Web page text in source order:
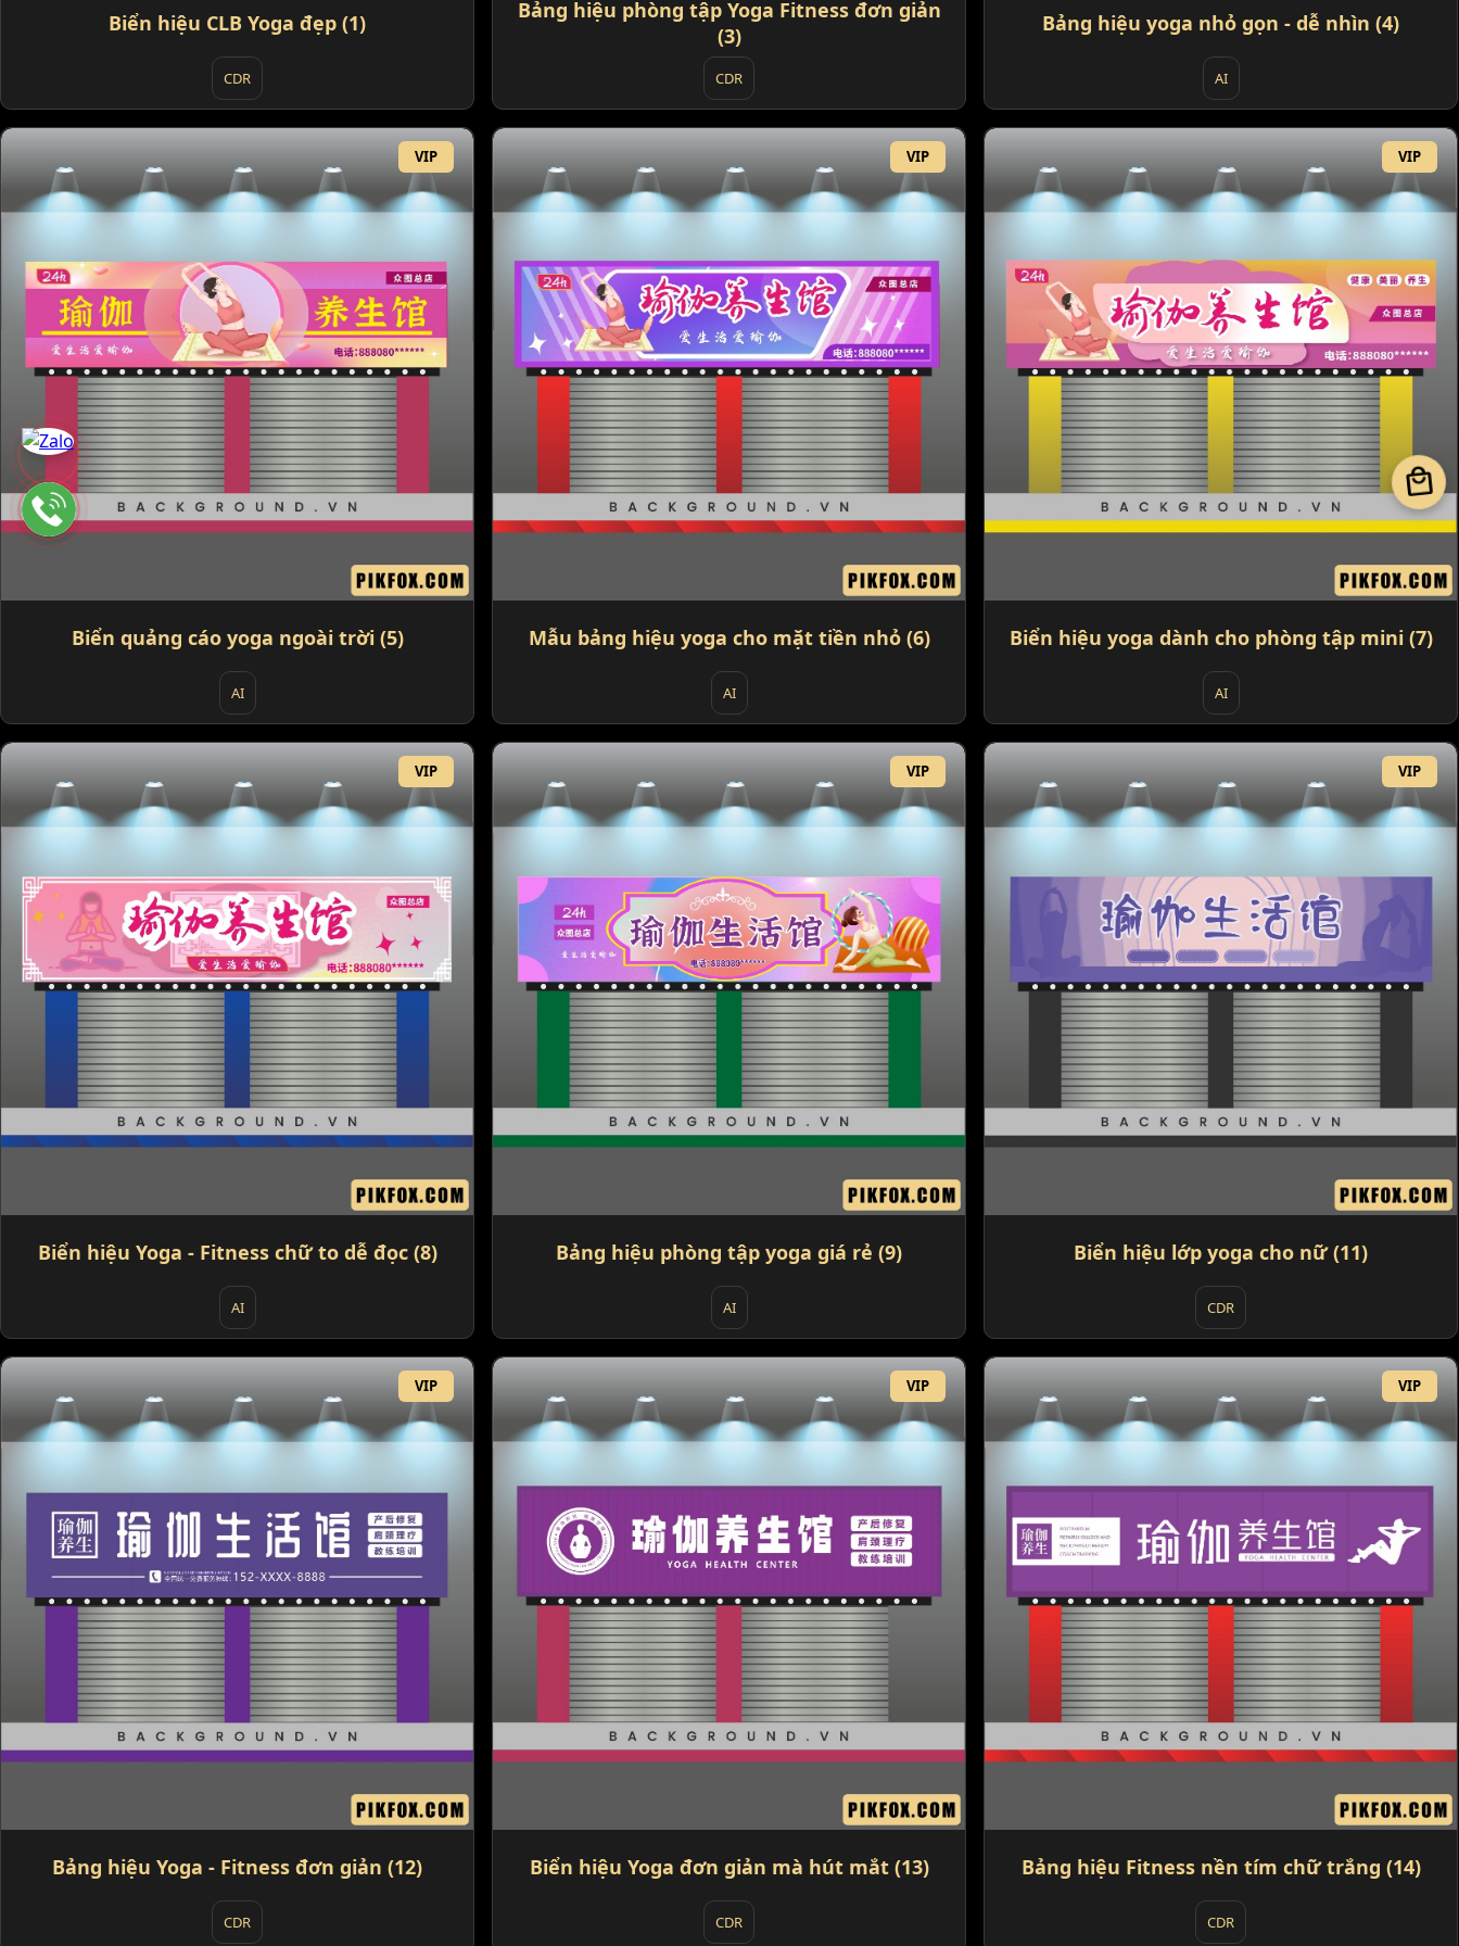
Biển hiệu CLB Yoga đẹp (1)
CDR
Bảng hiệu phòng tập Yoga Fitness đơn giản
(3)
CDR
Bảng hiệu yoga nhỏ gọn - dễ nhìn (4)
AI
VIP
Biển quảng cáo yoga ngoài trời (5)
AI
VIP
Mẫu bảng hiệu yoga cho mặt tiền nhỏ (6)
AI
VIP
Biển hiệu yoga dành cho phòng tập mini (7)
AI
VIP
Biển hiệu Yoga - Fitness chữ to dễ đọc (8)
AI
VIP
Bảng hiệu phòng tập yoga giá rẻ (9)
AI
VIP
Biển hiệu lớp yoga cho nữ (11)
CDR
VIP
Bảng hiệu Yoga - Fitness đơn giản (12)
CDR
VIP
Biển hiệu Yoga đơn giản mà hút mắt (13)
CDR
VIP
Bảng hiệu Fitness nền tím chữ trắng (14)
CDR
local_mall